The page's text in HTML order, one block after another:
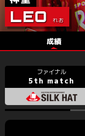
DON*
DINASO
G*
NUCHIO成績
5th match